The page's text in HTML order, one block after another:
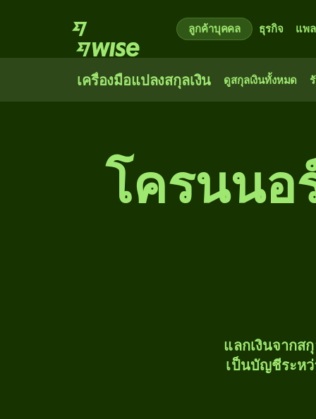
ลูกค้าบุคคล ธุรกิจ แพ
เครื่องมือแปลงสกุลเงิน ดูสกุลเงินทั้งหมด
โครนนอ
แลกเงินจากส
เป็นบัญชีระหว่